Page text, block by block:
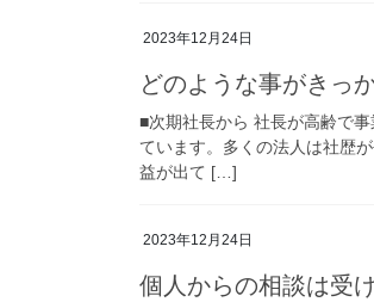
2023年12月24日
どのような事がきっ
■次期社長から 社長が高齢で
ています。多くの法人は社歴
益が出て […]
2023年12月24日
個人からの相談は受